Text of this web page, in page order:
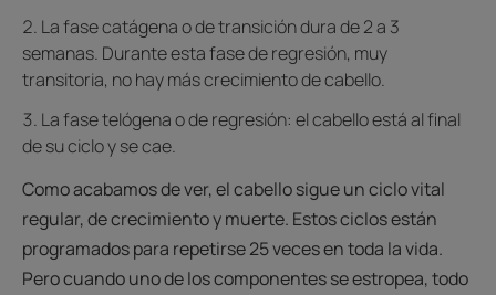
La fase catágena o de transición dura de 2 a 3
semanas. Durante esta fase de regresión, muy
transitoria, no hay más crecimiento de cabello.
La fase telógena o de regresión: el cabello está al final
de su ciclo y se cae.
Como acabamos de ver, el cabello sigue un ciclo vital
regular, de crecimiento y muerte. Estos ciclos están
programados para repetirse 25 veces en toda la vida.
Pero cuando uno de los componentes se estropea, todo